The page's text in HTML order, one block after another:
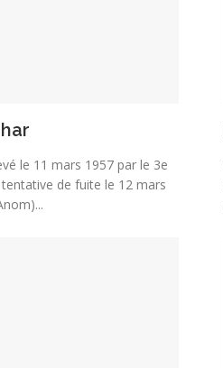
le 11 mars 1957 par le 3e
de fuite le 12 mars